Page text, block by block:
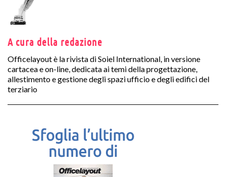
A cura della redazione
Officelayout è la rivista di Soiel International, in versione
cartacea e on-line, dedicata ai temi della progettazione,
allestimento e gestione degli spazi ufficio e degli edifici del
terziario